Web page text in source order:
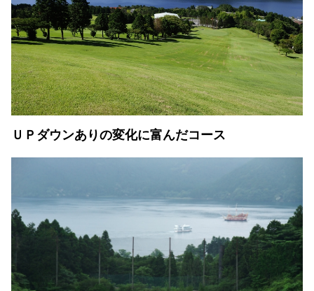
ＵＰダウンありの変化に富んだコース